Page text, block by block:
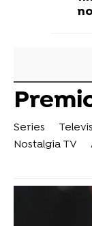
Series
Nostalgia TV